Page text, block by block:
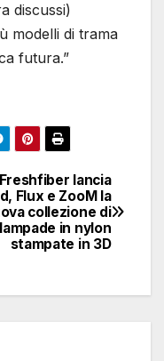
discussi)
modelli di trama
futura.”
Freshfiber lancia
Flux e ZooM la
collezione di
lampade in nylon
stampate in 3D